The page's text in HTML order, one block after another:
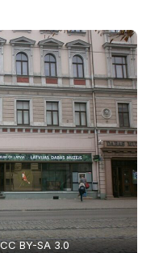
BY-SA 3.0